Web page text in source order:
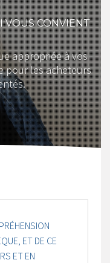
VOUS CONVIENT
appropriée à vos
pour les acheteurs
ET DE CE
ET EN